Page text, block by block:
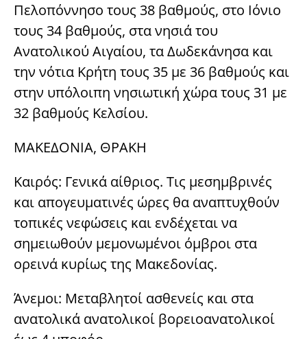
Πελοπόννησο τους 38 βαθμούς, στο Ιόνιο
τους 34 βαθμούς, στα νησιά του
Ανατολικού Αιγαίου, τα Δωδεκάνησα και
την νότια Κρήτη τους 35 με 36 βαθμούς και
στην υπόλοιπη νησιωτική χώρα τους 31 με
32 βαθμούς Κελσίου.
ΜΑΚΕΔΟΝΙΑ, ΘΡΑΚΗ
Καιρός: Γενικά αίθριος. Τις μεσημβρινές
και απογευματινές ώρες θα αναπτυχθούν
τοπικές νεφώσεις και ενδέχεται να
σημειωθούν μεμονωμένοι όμβροι στα
ορεινά κυρίως της Μακεδονίας.
Άνεμοι: Μεταβλητοί ασθενείς και στα
ανατολικά ανατολικοί βορειοανατολικοί